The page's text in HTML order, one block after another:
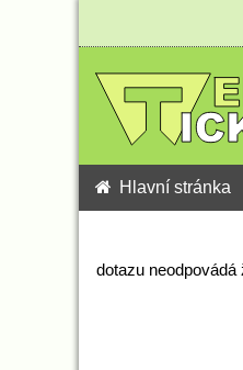
Hlavní stránka
dotazu neodpovádá